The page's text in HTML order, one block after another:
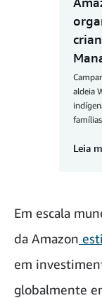
aldeia
Leia
Em escala
da Amazon
em
globalmente